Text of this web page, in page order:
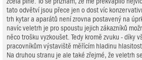
tato odvětví jsou přece jen o dost víc
trh kytar a aparátů není zrovna postavený na
navíc veletrh je pro spoustu jejich zákazníků
něco trošku vyzkoušet. Tedy kromě zvuku - díky
pracovníkům výstaviště měřícím hladinu
Na druhou stranu je ale také zřejmé, že veletrh se